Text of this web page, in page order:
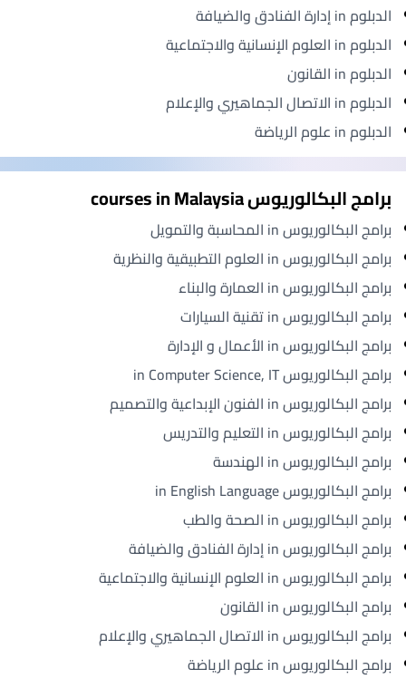
الدبلوم in إدارة الفنادق والضيافة
الدبلوم in العلوم الإنسانية والاجتماعية
الدبلوم in القانون
الدبلوم in الاتصال الجماهيري والإعلام
الدبلوم in علوم الرياضة
برامج البكالوريوس courses in Malaysia
برامج البكالوريوس in المحاسبة والتمويل
برامج البكالوريوس in العلوم التطبيقية والنظرية
برامج البكالوريوس in العمارة والبناء
برامج البكالوريوس in تقنية السيارات
برامج البكالوريوس in الأعمال و الإدارة
برامج البكالوريوس in Computer Science, IT
برامج البكالوريوس in الفنون الإبداعية والتصميم
برامج البكالوريوس in التعليم والتدريس
برامج البكالوريوس in الهندسة
برامج البكالوريوس in English Language
برامج البكالوريوس in الصحة والطب
برامج البكالوريوس in إدارة الفنادق والضيافة
برامج البكالوريوس in العلوم الإنسانية والاجتماعية
برامج البكالوريوس in القانون
برامج البكالوريوس in الاتصال الجماهيري والإعلام
برامج البكالوريوس in علوم الرياضة